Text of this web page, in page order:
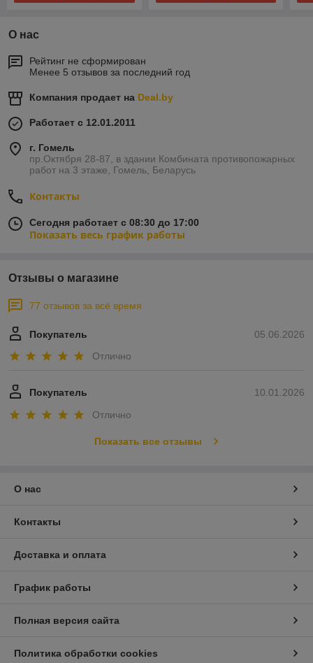
О нас
Рейтинг не сформирован
Менее 5 отзывов за последний год
Компания продает на Deal.by
Работает с 12.01.2011
г. Гомель
пр.Октября 28-87, в здании Комбината противопожарных
работ на 3 этаже, Гомель, Беларусь
Контакты
Сегодня работает с 08:30 до 17:00
Показать весь график работы
Отзывы о магазине
77 отзывов за всё время
05.06.2026
Покупатель
Отлично
10.01.2026
Покупатель
Отлично
Показать все отзывы
О нас
Контакты
Доставка и оплата
График работы
Полная версия сайта
Политика обработки cookies